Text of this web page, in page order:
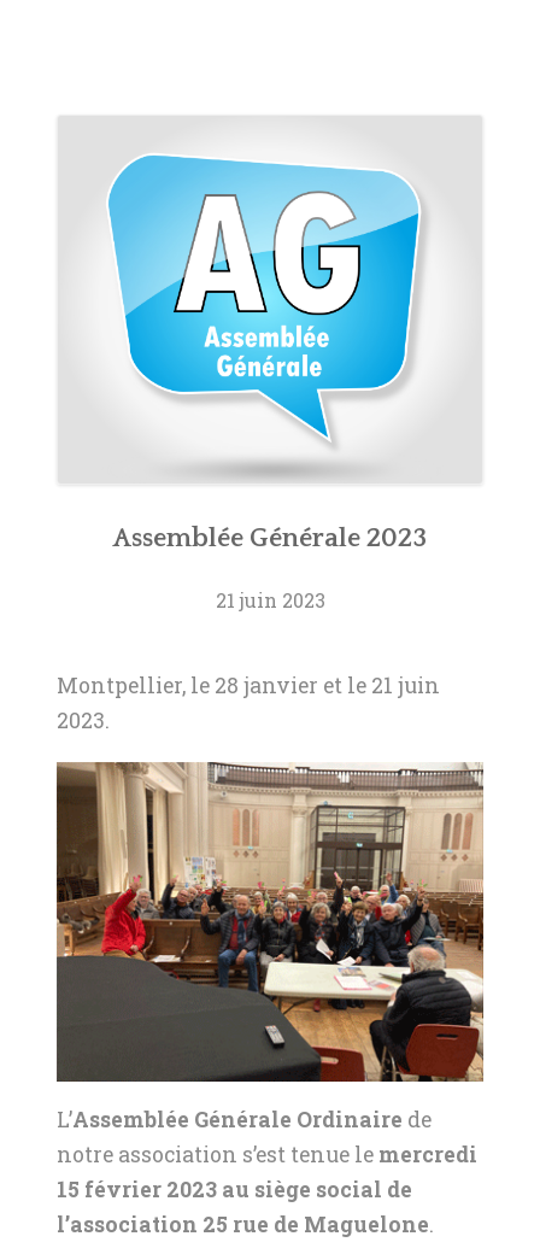
Assemblée Générale 2023
21 juin 2023
Montpellier, le 28 janvier et le 21 juin
2023.
L’Assemblée Générale Ordinaire de
notre association s’est tenue le mercredi
15 février 2023 au siège social de
l’association 25 rue de Maguelone.